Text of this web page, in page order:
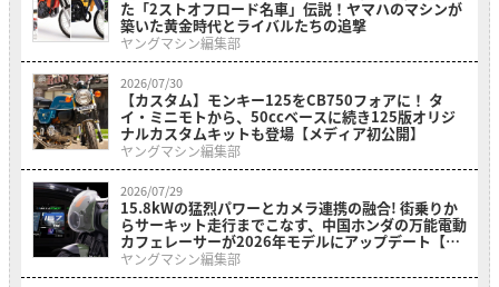
た「2ストオフロード名車」伝説！ヤマハのマシンが
築いた黄金時代とライバルたちの追撃
ヤングマシン編集部
2026/07/30
【カスタム】モンキー125をCB750フォアに！ タ
イ・ミニモトから、50ccベースに続き125版オリジ
ナルカスタムキットも登場【メディア初公開】
ヤングマシン編集部
2026/07/29
15.8kWの猛烈パワーとカメラ連携の融合! 街乗りか
らサーキット走行までこなす、中国ホンダの万能電動
カフェレーサーが2026年モデルにアップデート【海
外】
ヤングマシン編集部